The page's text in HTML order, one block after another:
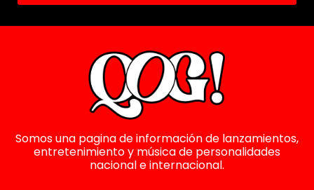
Somos una pagina de información de lanzamientos,
entretenimiento y música de personalidades
nacional e internacional.